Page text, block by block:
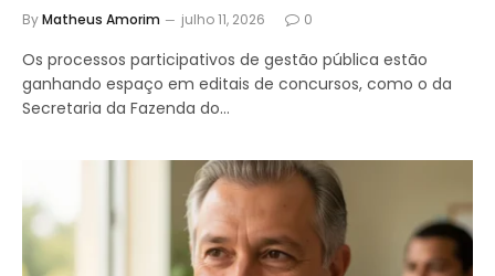
ByMatheus Amorim julho 11, 2026 0
Os processos participativos de gestão pública estão
ganhando espaço em editais de concursos, como o da
Secretaria da Fazenda do…